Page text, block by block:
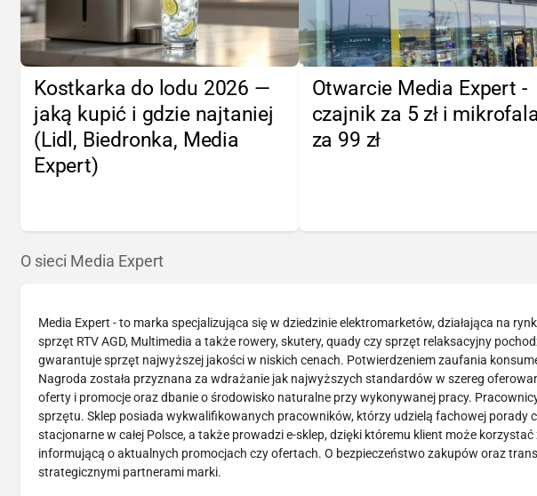
Kostkarka do lodu 2026 —
jaką kupić i gdzie najtaniej
(Lidl, Biedronka, Media
Expert)
Otwarcie Media Expert -
czajnik za 5 zł i
za 99 zł
O sieci Media Expert
Media Expert - to marka specjalizująca się w dziedzinie elektromarketów, działająca na
sprzęt RTV AGD, Multimedia a także rowery, skutery, quady czy sprzęt relaksacyjny
gwarantuje sprzęt najwyższej jakości w niskich cenach. Potwierdzeniem zaufania
Nagroda została przyznana za wdrażanie jak najwyższych standardów w szereg
oferty i promocje oraz dbanie o środowisko naturalne przy wykonywanej pracy.
sprzętu. Sklep posiada wykwalifikowanych pracowników, którzy udzielą fachowej porady
stacjonarne w całej Polsce, a także prowadzi e-sklep, dzięki któremu klient może
informującą o aktualnych promocjach czy ofertach. O bezpieczeństwo zakupów oraz
strategicznymi partnerami marki.